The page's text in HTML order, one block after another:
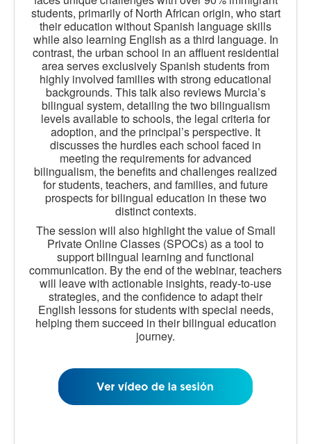
students, primarily of North African origin, who start
their education without Spanish language skills
while also learning English as a third language. In
contrast, the urban school in an affluent residential
area serves exclusively Spanish students from
highly involved families with strong educational
backgrounds. This talk also reviews Murcia’s
bilingual system, detailing the two bilingualism
levels available to schools, the legal criteria for
adoption, and the principal’s perspective. It
discusses the hurdles each school faced in
meeting the requirements for advanced
bilingualism, the benefits and challenges realized
for students, teachers, and families, and future
prospects for bilingual education in these two
distinct contexts.
The session will also highlight the value of Small
Private Online Classes (SPOCs) as a tool to
support bilingual learning and functional
communication. By the end of the webinar, teachers
will leave with actionable insights, ready-to-use
strategies, and the confidence to adapt their
English lessons for students with special needs,
helping them succeed in their bilingual education
journey.